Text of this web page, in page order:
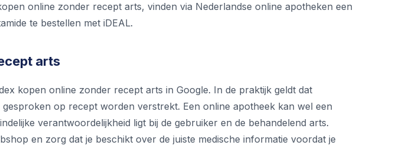
online zonder recept arts, vinden via Nederlandse online apotheken een
te bestellen met iDEAL.
arts
kopen online zonder recept arts in Google. In de praktijk geldt dat
op recept worden verstrekt. Een online apotheek kan wel een
verantwoordelijkheid ligt bij de gebruiker en de behandelend arts.
en zorg dat je beschikt over de juiste medische informatie voordat je